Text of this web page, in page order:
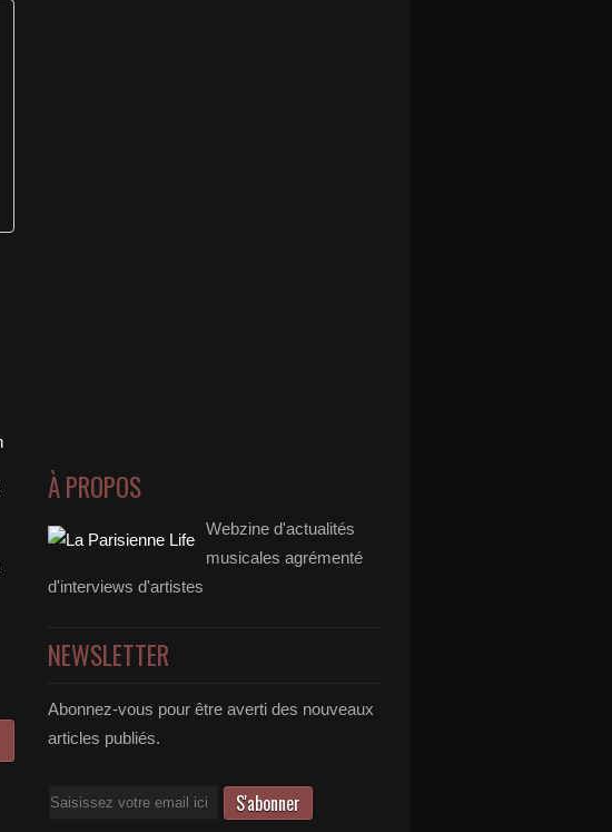
À PROPOS
Webzine d'actualités
musicales agrémenté
d'interviews d'artistes
NEWSLETTER
Abonnez-vous pour être averti des nouveaux
articles publiés.
Email